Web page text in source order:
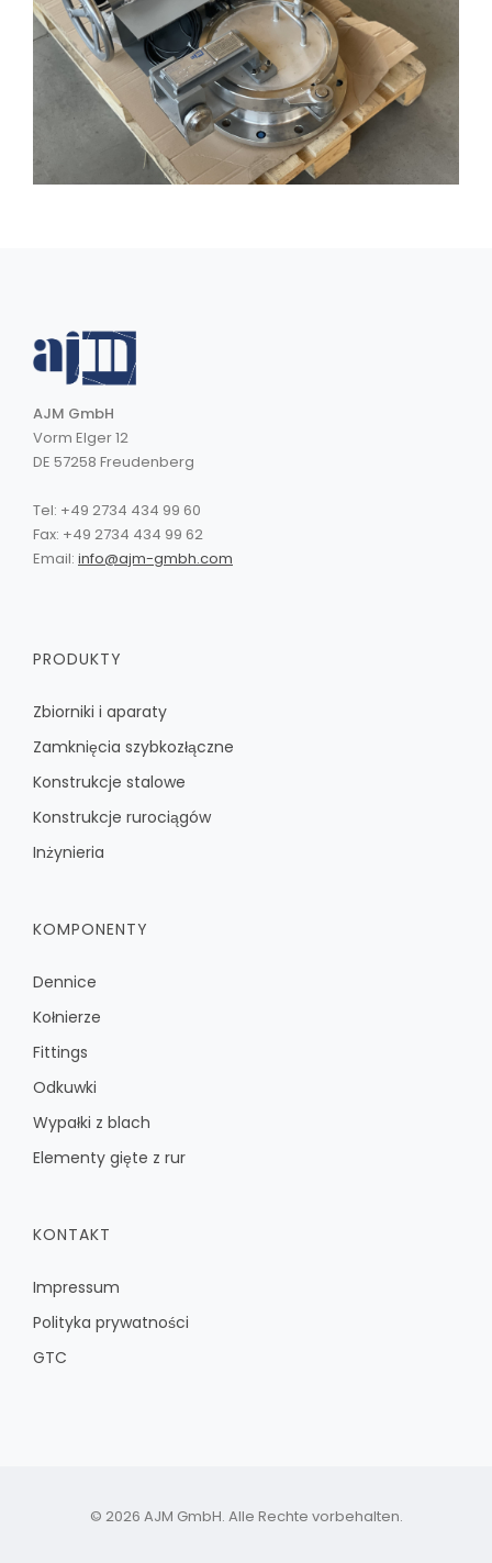
AJM GmbH
Vorm Elger 12
DE 57258 Freudenberg
Tel: +49 2734 434 99 60
Fax: +49 2734 434 99 62
Email: info@ajm-gmbh.com
PRODUKTY
Zbiorniki i aparaty
Zamknięcia szybkozłączne
Konstrukcje stalowe
Konstrukcje rurociągów
Inżynieria
KOMPONENTY
Dennice
Kołnierze
Fittings
Odkuwki
Wypałki z blach
Elementy gięte z rur
KONTAKT
Impressum
Polityka prywatności
GTC
© 2026 AJM GmbH. Alle Rechte vorbehalten.